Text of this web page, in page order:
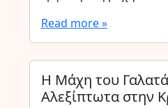
Read more »
Η Μάχη του
Αλεξίπτωτα στην